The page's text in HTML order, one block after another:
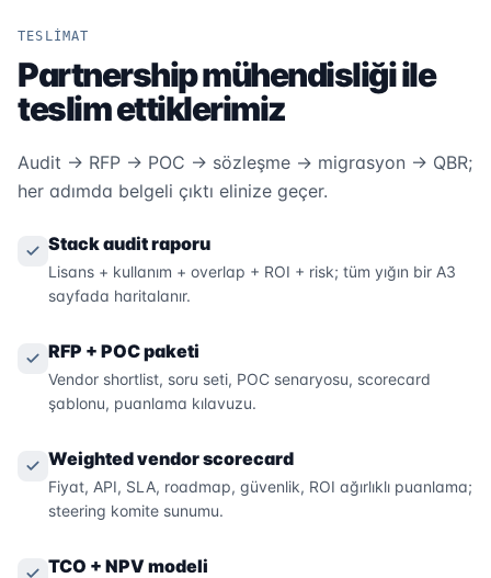
TESLİMAT
Partnership mühendisliği ile
teslim ettiklerimiz
Audit → RFP → POC → sözleşme → migrasyon → QBR;
her adımda belgeli çıktı elinize geçer.
Stack audit raporu
Lisans + kullanım + overlap + ROI + risk; tüm yığın bir A3
sayfada haritalanır.
RFP + POC paketi
Vendor shortlist, soru seti, POC senaryosu, scorecard
şablonu, puanlama kılavuzu.
Weighted vendor scorecard
Fiyat, API, SLA, roadmap, güvenlik, ROI ağırlıklı puanlama;
steering komite sunumu.
TCO + NPV modeli